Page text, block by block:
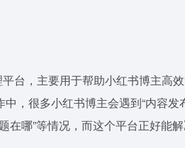
台，主要用于帮助小红书博主高
，很多小红书博主会遇到“内容发
在哪”等情况，而这个平台正好